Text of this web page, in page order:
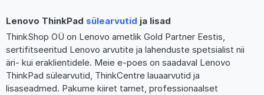
Lenovo ThinkPad sülearvutid ja lisad
ThinkShop OÜ on Lenovo ametlik Gold Partner Eestis,
sertifitseeritud Lenovo arvutite ja lahenduste spetsialist nii
äri- kui eraklientidele. Meie e-poes on saadaval Lenovo
ThinkPad sülearvutid, ThinkCentre lauaarvutid ja
lisaseadmed. Pakume kiiret tarnet, professionaalset